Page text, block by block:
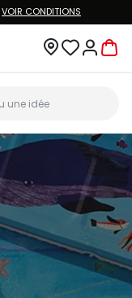
VOIR CONDITIONS